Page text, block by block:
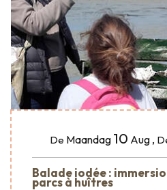
De Maandag 10 Aug ,
Balade iodée :
parcs à huîtres